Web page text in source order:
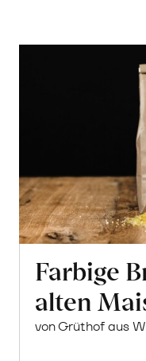
Farbige
alten
von Grüthof aus